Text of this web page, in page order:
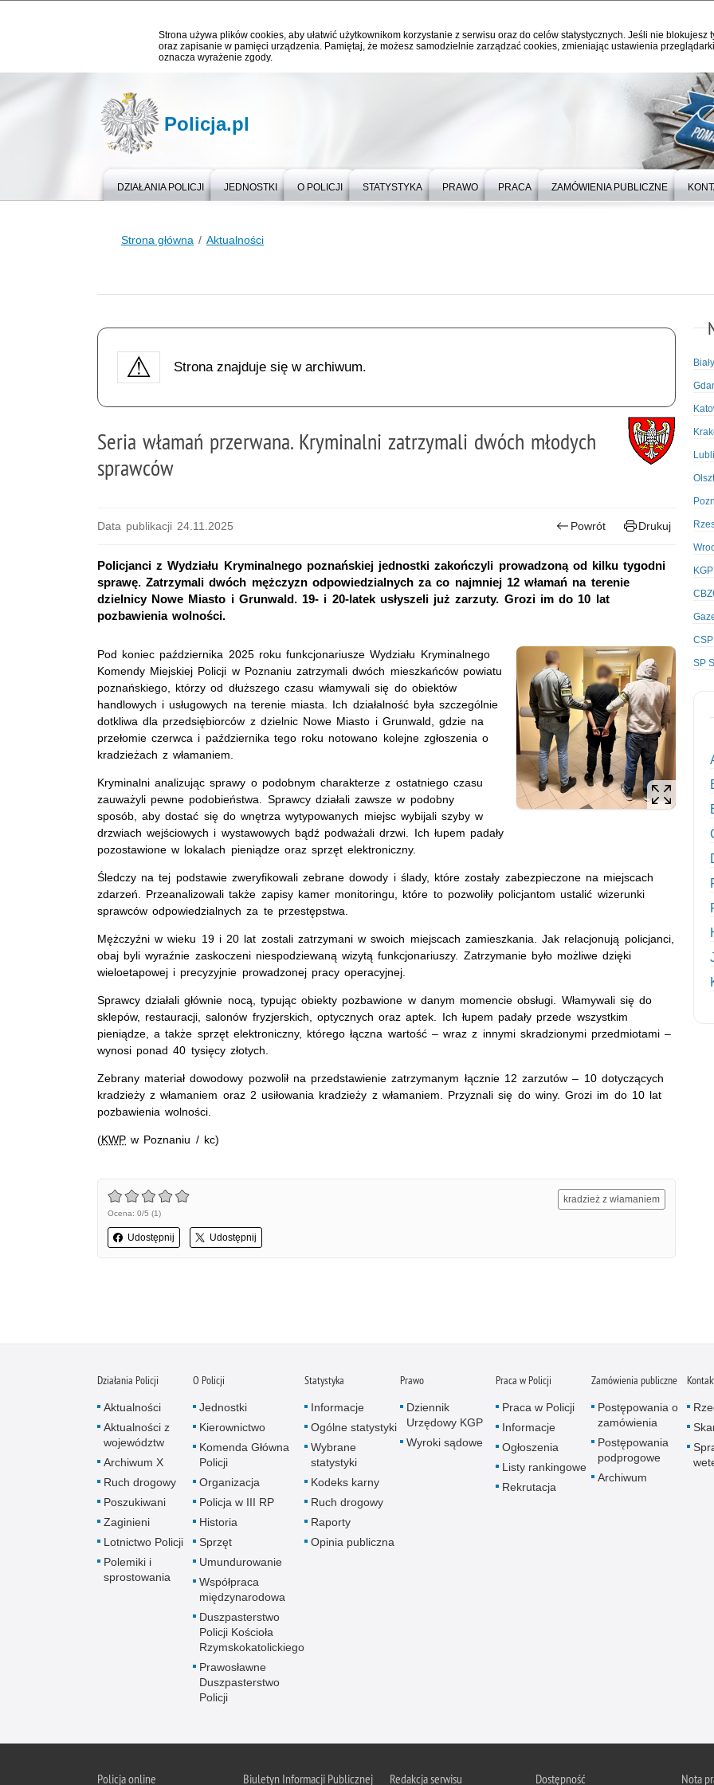
Strona używa plików cookies, aby ułatwić użytkownikom korzystanie z serwisu oraz do celów statystycznych. Jeśli nie blokujesz
oraz zapisanie w pamięci urządzenia. Pamiętaj, że możesz samodzielnie zarządzać cookies, zmieniając ustawienia
oznacza wyrażenie zgody.
Policja.pl
DZIAŁANIA POLICJI JEDNOSTKI O POLICJI STATYSTYKA PRAWO PRACA ZAMÓWIENIA PUBLICZNE
Strona główna Aktualności
Strona znajduje się w archiwum.
Seria włamań przerwana. Kryminalni zatrzymali dwóch młodych
sprawców
Data publikacji 24.11.2025 Powrót Drukuj
Policjanci z Wydziału Kryminalnego poznańskiej jednostki zakończyli prowadzoną od kilku tygodni
sprawę. Zatrzymali dwóch mężczyzn odpowiedzialnych za co najmniej 12 włamań na terenie
dzielnicy Nowe Miasto i Grunwald. 19- i 20-latek usłyszeli już zarzuty. Grozi im do 10 lat
pozbawienia wolności.
Pod koniec października 2025 roku funkcjonariusze Wydziału Kryminalnego
Komendy Miejskiej Policji w Poznaniu zatrzymali dwóch mieszkańców powiatu
poznańskiego, którzy od dłuższego czasu włamywali się do obiektów
handlowych i usługowych na terenie miasta. Ich działalność była szczególnie
dotkliwa dla przedsiębiorców z dzielnic Nowe Miasto i Grunwald, gdzie na
przełomie czerwca i października tego roku notowano kolejne zgłoszenia o
kradzieżach z włamaniem.
Kryminalni analizując sprawy o podobnym charakterze z ostatniego czasu
zauważyli pewne podobieństwa. Sprawcy działali zawsze w podobny
sposób, aby dostać się do wnętrza wytypowanych miejsc wybijali szyby w
drzwiach wejściowych i wystawowych bądź podważali drzwi. Ich łupem padały
pozostawione w lokalach pieniądze oraz sprzęt elektroniczny.
Śledczy na tej podstawie zweryfikowali zebrane dowody i ślady, które zostały zabezpieczone na miejscach
zdarzeń. Przeanalizowali także zapisy kamer monitoringu, które to pozwoliły policjantom ustalić wizerunki
sprawców odpowiedzialnych za te przestępstwa.
Mężczyźni w wieku 19 i 20 lat zostali zatrzymani w swoich miejscach zamieszkania. Jak relacjonują policjanci,
obaj byli wyraźnie zaskoczeni niespodziewaną wizytą funkcjonariuszy. Zatrzymanie było możliwe dzięki
wieloetapowej i precyzyjnie prowadzonej pracy operacyjnej.
Sprawcy działali głównie nocą, typując obiekty pozbawione w danym momencie obsługi. Włamywali się do
sklepów, restauracji, salonów fryzjerskich, optycznych oraz aptek. Ich łupem padały przede wszystkim
pieniądze, a także sprzęt elektroniczny, którego łączna wartość – wraz z innymi skradzionymi przedmiotami –
wynosi ponad 40 tysięcy złotych.
Zebrany materiał dowodowy pozwolił na przedstawienie zatrzymanym łącznie 12 zarzutów – 10 dotyczących
kradzieży z włamaniem oraz 2 usiłowania kradzieży z włamaniem. Przyznali się do winy. Grozi im do 10 lat
pozbawienia wolności.
(KWP w Poznaniu / kc)
Ocena: 0/5 (1)
Udostępnij Udostępnij
kradzież z włamaniem
KGP
SP
Działania Policji
Aktualności
Aktualności z
województw
Archiwum X
Ruch drogowy
Poszukiwani
Zaginieni
Lotnictwo Policji
Polemiki i
sprostowania
O Policji
Jednostki
Kierownictwo
Komenda Główna
Policji
Organizacja
Policja w III RP
Historia
Sprzęt
Umundurowanie
Współpraca
międzynarodowa
Duszpasterstwo
Policji Kościoła
Rzymskokatolickiego
Prawosławne
Duszpasterstwo
Policji
Statystyka
Informacje
Ogólne statystyki
Wybrane
statystyki
Kodeks karny
Ruch drogowy
Raporty
Opinia publiczna
Prawo
Dziennik
Urzędowy KGP
Wyroki sądowe
Praca w Policji
Praca w Policji
Informacje
Ogłoszenia
Listy rankingowe
Rekrutacja
Zamówienia publiczne
Postępowania o
zamówienia
Postępowania
podprogowe
Archiwum
Policjaonline Biuletyn Informacji Publicznej Redakcja serwisu Dostępność Nota